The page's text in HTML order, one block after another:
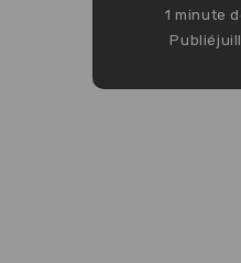
1 minute
Publié